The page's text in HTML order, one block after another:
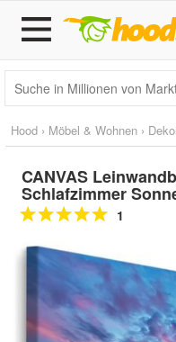
Hood › Möbel & Wohnen ›
CANVAS
Schlafzimmer
1